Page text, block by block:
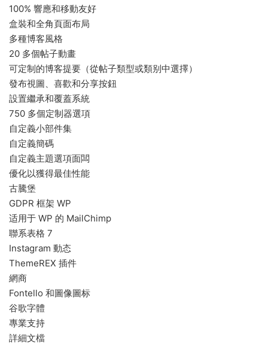
100% 響應和移動友好
盒裝和全角頁面布局
多種博客風格
20 多個帖子動畫
可定制的博客提要（從帖子類型或類别中選擇）
發布視圖、喜歡和分享按鈕
設置繼承和覆蓋系統
750 多個定制器選項
自定義小部件集
自定義簡碼
自定義主題選項面闆
優化以獲得最佳性能
古騰堡
GDPR 框架 WP
适用于 WP 的 MailChimp
聯系表格 7
Instagram 動态
ThemeREX 插件
網商
Fontello 和圖像圖标
谷歌字體
專業支持
詳細文檔